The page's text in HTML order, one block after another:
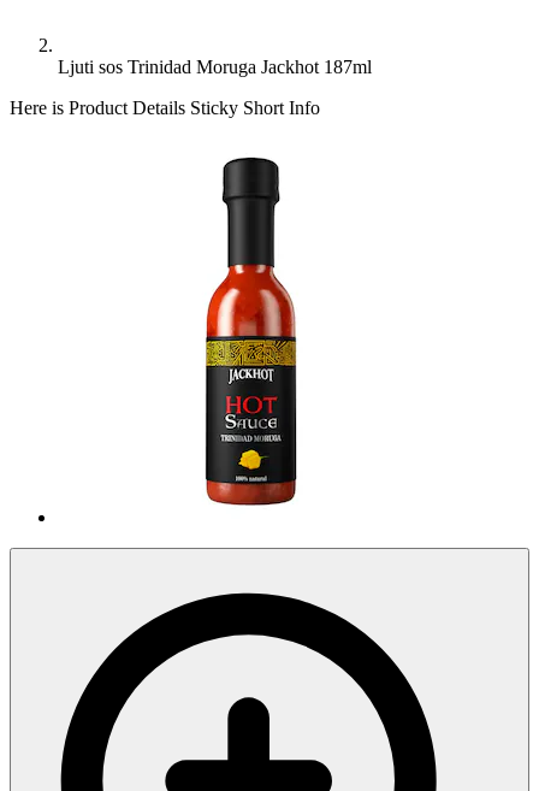
Ljuti sos Trinidad Moruga Jackhot 187ml
Here is Product Details Sticky Short Info